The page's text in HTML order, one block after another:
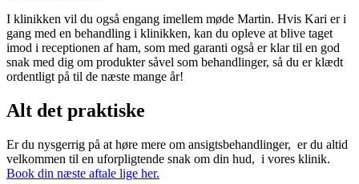
I klinikken vil du også engang imellem møde Martin. Hvis Kari er i
gang med en behandling i klinikken, kan du opleve at blive taget
imod i receptionen af ham, som med garanti også er klar til en god
snak med dig om produkter såvel som behandlinger, så du er klædt
ordentligt på til de næste mange år!
Alt det praktiske
Er du nysgerrig på at høre mere om ansigtsbehandlinger, er du altid
velkommen til en uforpligtende snak om din hud, i vores klinik.
Book din næste aftale lige her.